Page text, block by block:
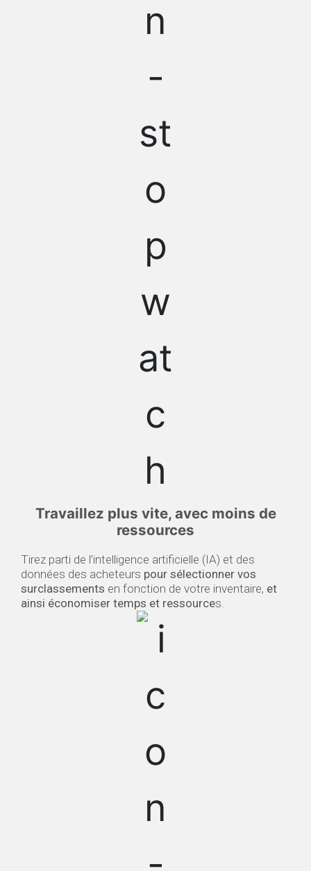
Travaillez plus vite, ​avec moins de
ressources
Tirez parti de l’intelligence artificielle (IA) et des
données des acheteurs pour sélectionner vos
surclassements en fonction de votre inventaire, et
ainsi économiser temps et ressources.